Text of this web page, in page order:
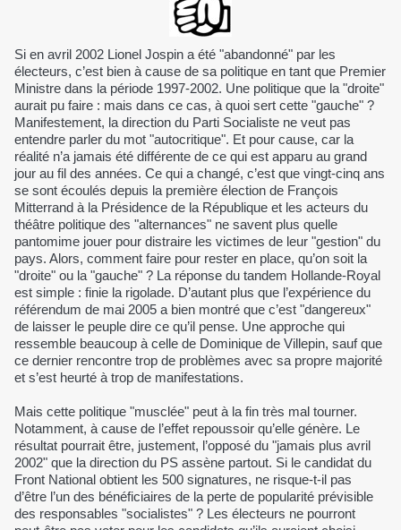
Si en avril 2002 Lionel Jospin a été "abandonné" par les
électeurs, c’est bien à cause de sa politique en tant que Premier
Ministre dans la période 1997-2002. Une politique que la "droite"
aurait pu faire : mais dans ce cas, à quoi sert cette "gauche" ?
Manifestement, la direction du Parti Socialiste ne veut pas
entendre parler du mot "autocritique". Et pour cause, car la
réalité n’a jamais été différente de ce qui est apparu au grand
jour au fil des années. Ce qui a changé, c’est que vingt-cinq ans
se sont écoulés depuis la première élection de François
Mitterrand à la Présidence de la République et les acteurs du
théâtre politique des "alternances" ne savent plus quelle
pantomime jouer pour distraire les victimes de leur "gestion" du
pays. Alors, comment faire pour rester en place, qu’on soit la
"droite" ou la "gauche" ? La réponse du tandem Hollande-Royal
est simple : finie la rigolade. D’autant plus que l’expérience du
référendum de mai 2005 a bien montré que c’est "dangereux"
de laisser le peuple dire ce qu’il pense. Une approche qui
ressemble beaucoup à celle de Dominique de Villepin, sauf que
ce dernier rencontre trop de problèmes avec sa propre majorité
et s’est heurté à trop de manifestations.
Mais cette politique "musclée" peut à la fin très mal tourner.
Notamment, à cause de l’effet repoussoir qu’elle génère. Le
résultat pourrait être, justement, l’opposé du "jamais plus avril
2002" que la direction du PS assène partout. Si le candidat du
Front National obtient les 500 signatures, ne risque-t-il pas
d’être l’un des bénéficiaires de la perte de popularité prévisible
des responsables "socialistes" ? Les électeurs ne pourront